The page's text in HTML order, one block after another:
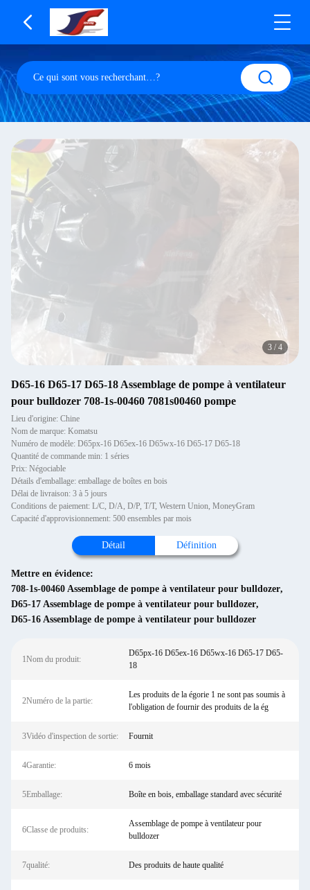
3 /4
D65-16 D65-17 D65-18 Assemblage de pompe à ventilateur
pour bulldozer 708-1s-00460 7081s00460 pompe
Lieu d'origine: Chine
Nom de marque: Komatsu
Numéro de modèle: D65px-16 D65ex-16 D65wx-16 D65-17 D65-18
Quantité de commande min: 1 séries
Prix: Négociable
Détails d'emballage: emballage de boîtes en bois
Délai de livraison: 3 à 5 jours
Conditions de paiement: L/C, D/A, D/P, T/T, Western Union, MoneyGram
Capacité d'approvisionnement: 500 ensembles par mois
Détail Définition
Mettre en évidence:
708-1s-00460 Assemblage de pompe à ventilateur pour bulldozer,
D65-17 Assemblage de pompe à ventilateur pour bulldozer,
D65-16 Assemblage de pompe à ventilateur pour bulldozer
1Nom du produit:
D65px-16 D65ex-16 D65wx-16 D65-17 D65-
18
2Numéro de la partie:
Les produits de la égorie 1 ne sont pas soumis à
l'obligation de fournir des produits de la ég
3Vidéo d'inspection de sortie: Fournit
4Garantie: 6 mois
5Emballage: Boîte en bois, emballage standard avec sécurité
6Classe de produits:
Assemblage de pompe à ventilateur pour
bulldozer
7qualité: Des produits de haute qualité